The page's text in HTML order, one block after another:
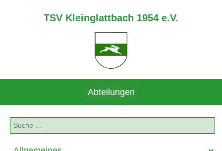
TSV Kleinglattbach 1954 e.V.
Abteilungen
Suchen